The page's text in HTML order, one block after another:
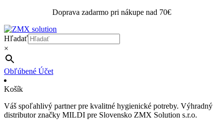
Doprava zadarmo pri nákupe nad 70€
Hľadať
×
Obľúbené Účet
Košík
Váš spoľahlivý partner pre kvalitné hygienické potreby. Výhradný
distributor značky MILDI pre Slovensko ZMX Solution s.r.o.